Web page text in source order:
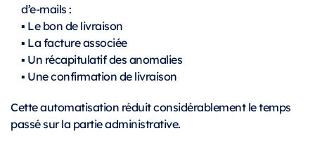
d’e-mails :
▪️ Le bon de livraison
▪️ La facture associée
▪️ Un récapitulatif des anomalies
▪️ Une confirmation de livraison
Cette automatisation réduit considérablement le temps
passé sur la partie administrative.